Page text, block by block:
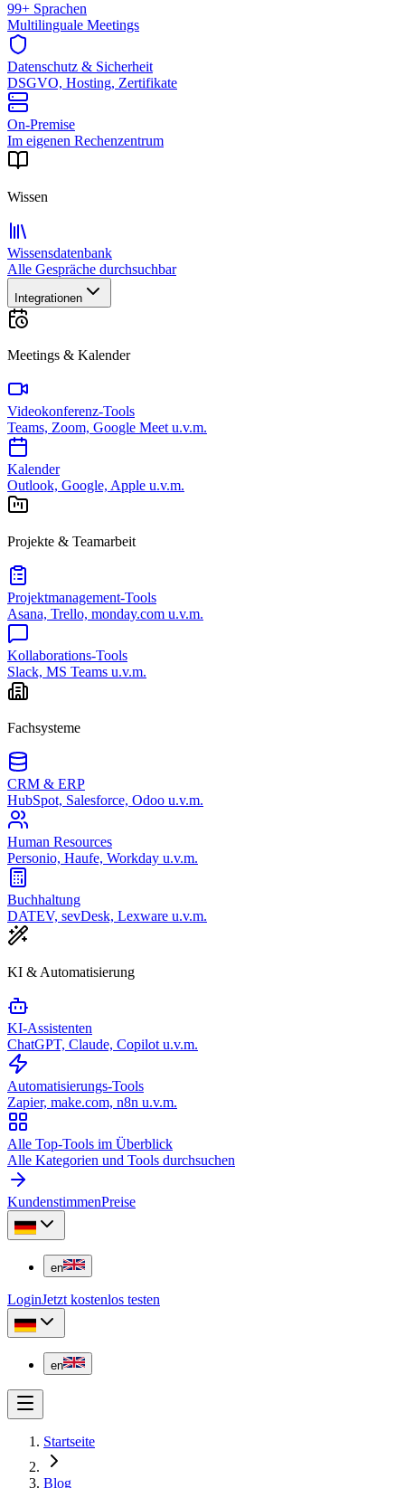
99+ Sprachen
Multilinguale Meetings
Datenschutz & Sicherheit
DSGVO, Hosting, Zertifikate
On-Premise
Im eigenen Rechenzentrum
Wissen
Wissensdatenbank
Alle Gespräche durchsuchbar
Integrationen
Meetings & Kalender
Videokonferenz-Tools
Teams, Zoom, Google Meet u.v.m.
Kalender
Outlook, Google, Apple u.v.m.
Projekte & Teamarbeit
Projektmanagement-Tools
Asana, Trello, monday.com u.v.m.
Kollaborations-Tools
Slack, MS Teams u.v.m.
Fachsysteme
CRM & ERP
HubSpot, Salesforce, Odoo u.v.m.
Human Resources
Personio, Haufe, Workday u.v.m.
Buchhaltung
DATEV, sevDesk, Lexware u.v.m.
KI & Automatisierung
KI-Assistenten
ChatGPT, Claude, Copilot u.v.m.
Automatisierungs-Tools
Zapier, make.com, n8n u.v.m.
Alle Top-Tools im Überblick
Alle Kategorien und Tools durchsuchen
KundenstimmenPreise
en
LoginJetzt kostenlos testen
en
Startseite
Blog